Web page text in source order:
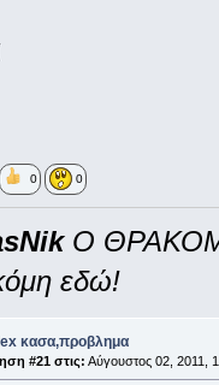
0 0
Ο
εδώ!
κασα,προβλημα
#21 στις: Αύγουστος 02, 2011,